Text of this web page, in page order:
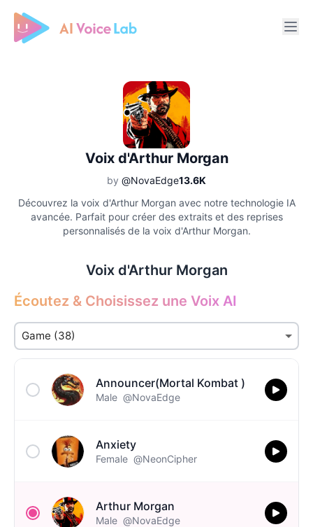
Free AI Cover & AI Voice Over
Voix d'Arthur Morgan
by @NovaEdge13.6K
Découvrez la voix d'Arthur Morgan avec notre technologie IA
avancée. Parfait pour créer des extraits et des reprises
personnalisés de la voix d'Arthur Morgan.
Voix d'Arthur Morgan
Écoutez & Choisissez une Voix AI
Announcer(Mortal Kombat )
Male @NovaEdge
Anxiety
Female @NeonCipher
Arthur Morgan
Male @NovaEdge